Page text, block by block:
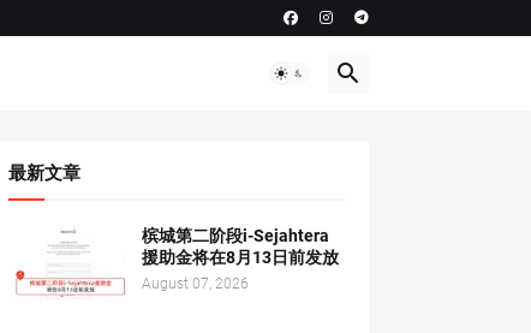
最新文章
槟城第二阶段i-Sejahtera
援助金将在8月13日前发放
August 07, 2026